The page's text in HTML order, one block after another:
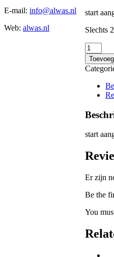
start
Slechts
start
quantity
start
Er zijn
Be the
You
E-mail: info@alwas.nl
Web: alwas.nl